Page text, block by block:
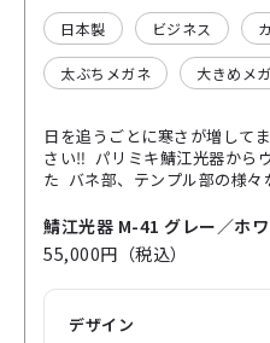
日本製 ビジネス
太ぶちメガネ 大きめメ
日を追うごとに寒さが増して
さい‼️ パリミキ鯖江光器から
た バネ部、テンプル部の様
試着してみてくださいませ
鯖江光器 M-41 グレー／ホ
55,000円（税込）
デザイン